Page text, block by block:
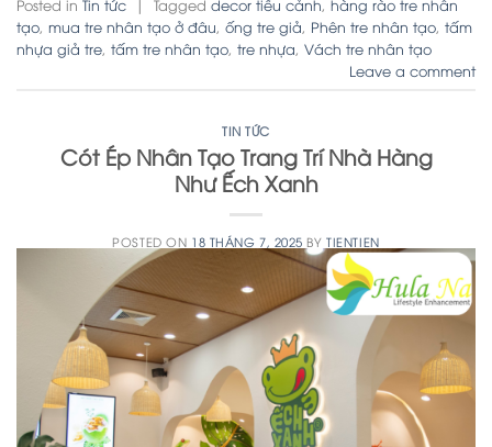
Posted in Tin tức Tagged decor tiểu cảnh, hàng rào tre nhân
tạo, mua tre nhân tạo ở đâu, ống tre giả, Phên tre nhân tạo, tấm
nhựa giả tre, tấm tre nhân tạo, tre nhựa, Vách tre nhân tạo
Leave a comment
TIN TỨC
Cót Ép Nhân Tạo Trang Trí Nhà Hàng
Như Ếch Xanh
POSTED ON 18 THÁNG 7, 2025 BYTIENTIEN